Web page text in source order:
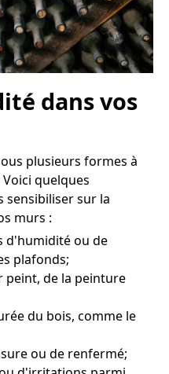
dans vos
plusieurs formes à
quelques
sensibiliser sur la
murs :
d'humidité ou de
plafonds;
peint, de la peinture
du bois, comme le
ou de renfermé;